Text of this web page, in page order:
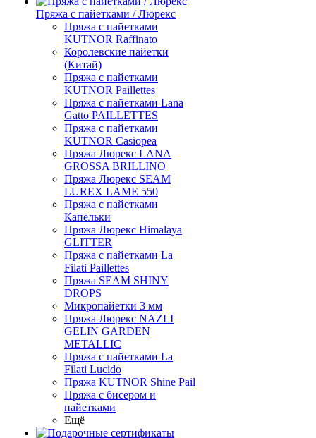
Пряжа с пайетками / Люрекс
Пряжа с пайетками
KUTNOR Raffinato
Королевские пайетки
(Китай)
Пряжа с пайетками
KUTNOR Paillettes
Пряжа с пайетками Lana
Gatto PAILLETTES
Пряжа с пайетками
KUTNOR Casiopea
Пряжа Люрекс LANA
GROSSA BRILLINO
Пряжа Люрекс SEAM
LUREX LAME 550
Пряжа с пайетками
Капельки
Пряжа Люрекс Himalaya
GLITTER
Пряжа с пайетками La
Filati Paillettes
Пряжа SEAM SHINY
DROPS
Микропайетки 3 мм
Пряжа Люрекс NAZLI
GELIN GARDEN
METALLIC
Пряжа с пайетками La
Filati Lucido
Пряжа KUTNOR Shine Pail
Пряжа с бисером и
пайетками
Ещё